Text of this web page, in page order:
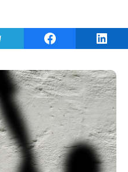
Share on TelegramShare on Facebook